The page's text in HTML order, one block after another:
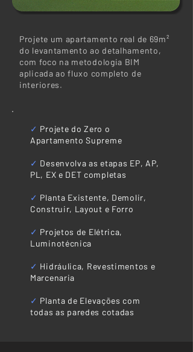
Projete um apartamento real de 69m²
do levantamento ao detalhamento,
com foco na metodologia BIM
aplicada ao fluxo completo de
interiores.
✓ Projete do Zero o
Apartamento Supreme
✓ Desenvolva as etapas EP, AP,
PL, EX e DET completas
✓ Planta Existente, Demolir,
Construir, Layout e Forro
✓ Projetos de Elétrica,
Luminotécnica
✓ Hidráulica, Revestimentos e
Marcenaria
​✓ Planta de Elevações com
todas as paredes cotadas